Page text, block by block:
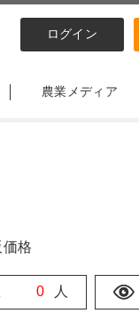
ログイン
農業メディア
格
0 人